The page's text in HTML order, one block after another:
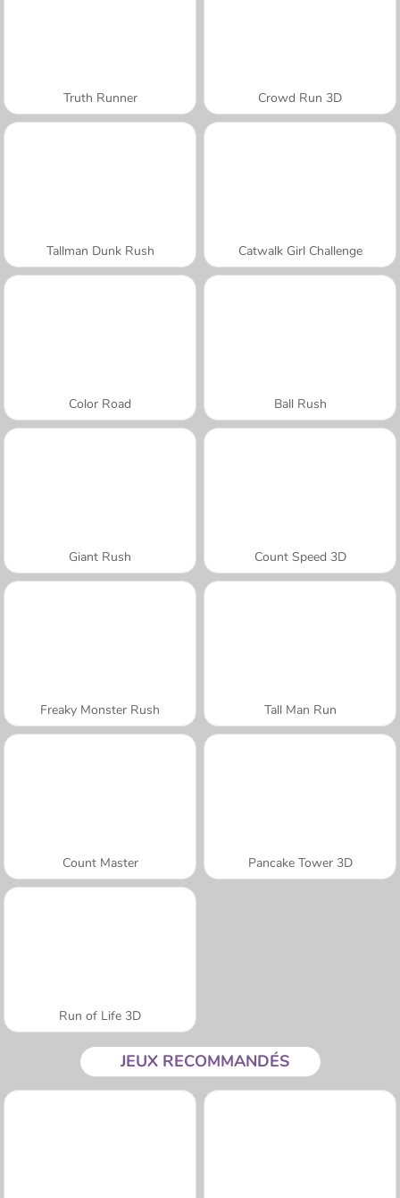
Truth Runner Crowd Run 3D
Tallman Dunk Rush Catwalk Girl Challenge
Color Road Ball Rush
Giant Rush Count Speed 3D
Freaky Monster Rush Tall Man Run
Count Master Pancake Tower 3D
Run of Life 3D
JEUX RECOMMANDÉS